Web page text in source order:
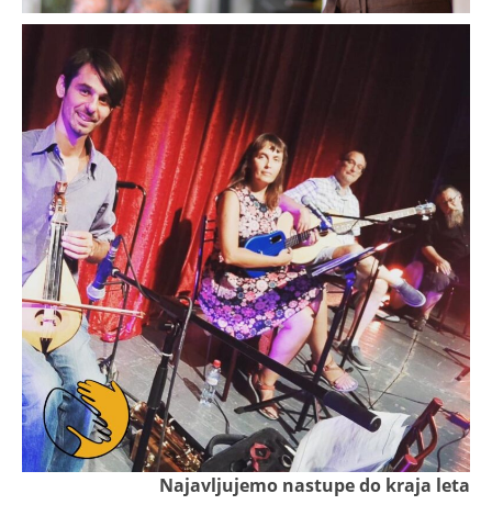
Najavljujemo nastupe do kraja leta